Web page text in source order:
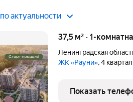
по актуальности
37,5 м² · 1-
Ленинградская
ЖК «Рауни», 4
Показать